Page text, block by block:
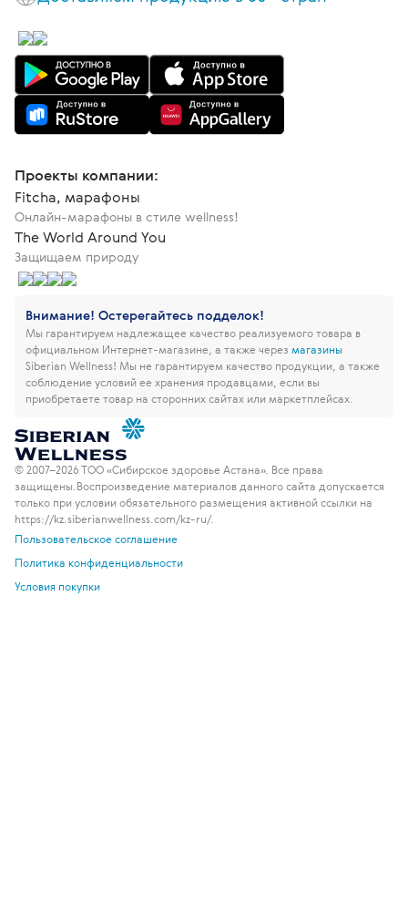
Проекты компании:
Fitcha, марафоны
Онлайн-марафоны в стиле wellness!
The World Around You
Защищаем природу
Внимание! Остерегайтесь подделок!
Мы гарантируем надлежащее качество реализуемого товара в
официальном Интернет-магазине, а также через магазины
Siberian Wellness! Мы не гарантируем качество продукции, а также
соблюдение условий ее хранения продавцами, если вы
приобретаете товар на сторонних сайтах или маркетплейсах.
© 2007–2026 ТОО «Сибирское здоровье Астана». Все права
защищены. Воспроизведение материалов данного сайта допускается
только при условии обязательного размещения активной ссылки на
https://kz.siberianwellness.com/kz-ru/.
Пользовательское соглашение
Политика конфиденциальности
Условия покупки